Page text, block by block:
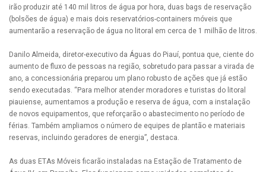
irão produzir até 140 mil litros de água por hora, duas bags de reservação
(bolsões de água) e mais dois reservatórios-containers móveis que
aumentarão a reservação de água no litoral em cerca de 1 milhão de litros.
Danilo Almeida, diretor-executivo da Águas do Piauí, pontua que, ciente do
aumento de fluxo de pessoas na região, sobretudo para passar a virada de
ano, a concessionária preparou um plano robusto de ações que já estão
sendo executadas. “Para melhor atender moradores e turistas do litoral
piauiense, aumentamos a produção e reserva de água, com a instalação
de novos equipamentos, que reforçarão o abastecimento no período de
férias. Também ampliamos o número de equipes de plantão e materiais
reservas, incluindo geradores de energia”, destaca.
As duas ETAs Móveis ficarão instaladas na Estação de Tratamento de